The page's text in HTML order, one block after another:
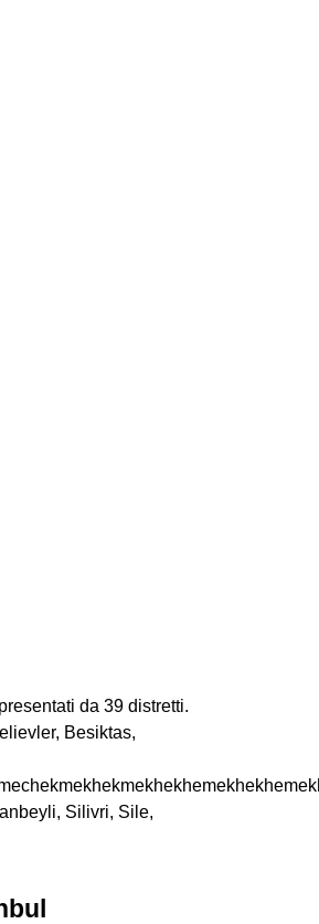
da 39 distretti.
Besiktas,
Silivri, Sile,